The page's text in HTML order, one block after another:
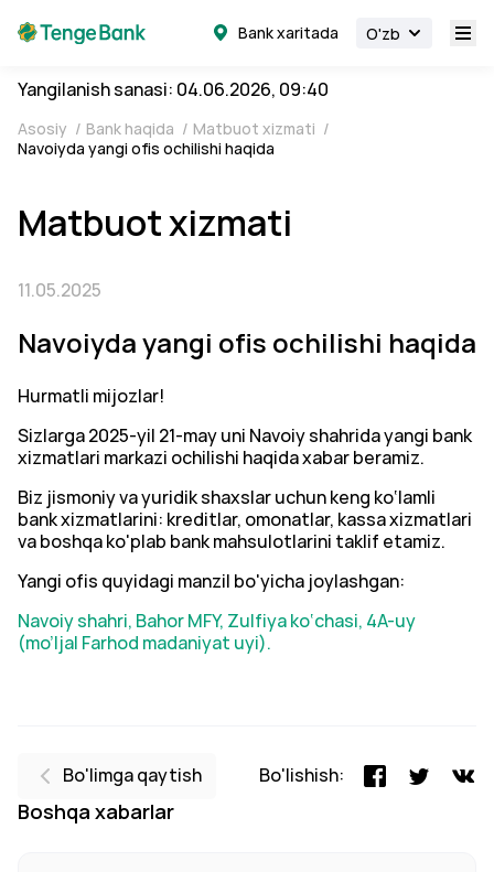
Bank xaritada O'zb
Yangilanish sanasi: 04.06.2026, 09:40
Asosiy / Bank haqida / Matbuot xizmati /
Navoiyda yangi ofis ochilishi haqida
Matbuot xizmati
11.05.2025
Navoiyda yangi ofis ochilishi haqida
Hurmatli mijozlar!
Sizlarga 2025-yil 21-may uni Navoiy shahrida yangi bank
xizmatlari markazi ochilishi haqida xabar beramiz.
Biz jismoniy va yuridik shaxslar uchun keng ko‘lamli
bank xizmatlarini: kreditlar, omonatlar, kassa xizmatlari
va boshqa ko'plab bank mahsulotlarini taklif etamiz.
Yangi ofis quyidagi manzil bo'yicha joylashgan:
Navoiy shahri, Bahor MFY, Zulfiya ko‘chasi, 4A-uy
(mo’ljal Farhod madaniyat uyi).
Bo'limga qaytish Bo'lishish:
Boshqa xabarlar